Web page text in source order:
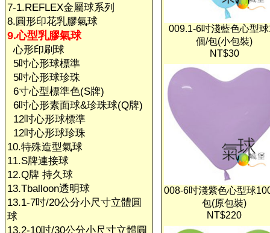
7-1.REFLEX金屬球系列
8.圓形印花乳膠氣球
9.心型乳膠氣球
心形印刷球
5吋心形球標準
5吋心形球珍珠
6寸心型標準色(S牌)
6吋心形素面球&珍珠球(Q牌)
12吋心形球標準
12吋心形球珍珠
10.特殊造型氣球
11.S牌連接球
12.Q牌 持久球
13.Tballoon透明球
13.1-7吋/20公分小尺寸立體圓
球
13.2-10吋/30公分小尺寸立體圓
009.1-6吋淺藍色心型
個/包(小包裝)
NT$30
008-6吋淺紫色心型球
包(原包裝)
NT$220